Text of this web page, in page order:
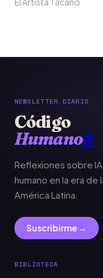
NEWSLETTER DIARIO
Código
Humano#
Reflexiones sobre
humano en la era
América Latina.
Suscribirme →
BIBLIOTECA